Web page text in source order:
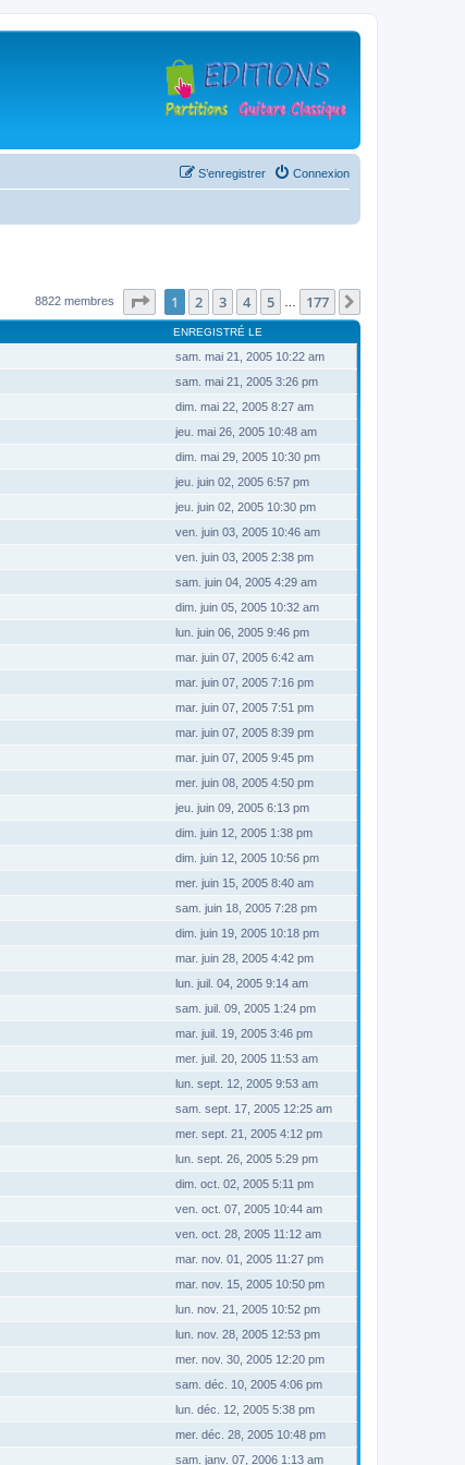
Connexion
S’enregistrer
8822 membres Page sur177
1 2 3 4 5 177
ENREGISTRÉ LE
sam. mai 21, 2005 10:22 am
sam. mai 21, 2005 3:26 pm
dim. mai 22, 2005 8:27 am
jeu. mai 26, 2005 10:48 am
dim. mai 29, 2005 10:30 pm
jeu. juin 02, 2005 6:57 pm
jeu. juin 02, 2005 10:30 pm
ven. juin 03, 2005 10:46 am
ven. juin 03, 2005 2:38 pm
sam. juin 04, 2005 4:29 am
dim. juin 05, 2005 10:32 am
lun. juin 06, 2005 9:46 pm
mar. juin 07, 2005 6:42 am
mar. juin 07, 2005 7:16 pm
mar. juin 07, 2005 7:51 pm
mar. juin 07, 2005 8:39 pm
mar. juin 07, 2005 9:45 pm
mer. juin 08, 2005 4:50 pm
jeu. juin 09, 2005 6:13 pm
dim. juin 12, 2005 1:38 pm
dim. juin 12, 2005 10:56 pm
mer. juin 15, 2005 8:40 am
sam. juin 18, 2005 7:28 pm
dim. juin 19, 2005 10:18 pm
mar. juin 28, 2005 4:42 pm
lun. juil. 04, 2005 9:14 am
sam. juil. 09, 2005 1:24 pm
mar. juil. 19, 2005 3:46 pm
mer. juil. 20, 2005 11:53 am
lun. sept. 12, 2005 9:53 am
sam. sept. 17, 2005 12:25 am
mer. sept. 21, 2005 4:12 pm
lun. sept. 26, 2005 5:29 pm
dim. oct. 02, 2005 5:11 pm
ven. oct. 07, 2005 10:44 am
ven. oct. 28, 2005 11:12 am
mar. nov. 01, 2005 11:27 pm
mar. nov. 15, 2005 10:50 pm
lun. nov. 21, 2005 10:52 pm
lun. nov. 28, 2005 12:53 pm
mer. nov. 30, 2005 12:20 pm
sam. déc. 10, 2005 4:06 pm
lun. déc. 12, 2005 5:38 pm
mer. déc. 28, 2005 10:48 pm
sam. janv. 07, 2006 1:13 am